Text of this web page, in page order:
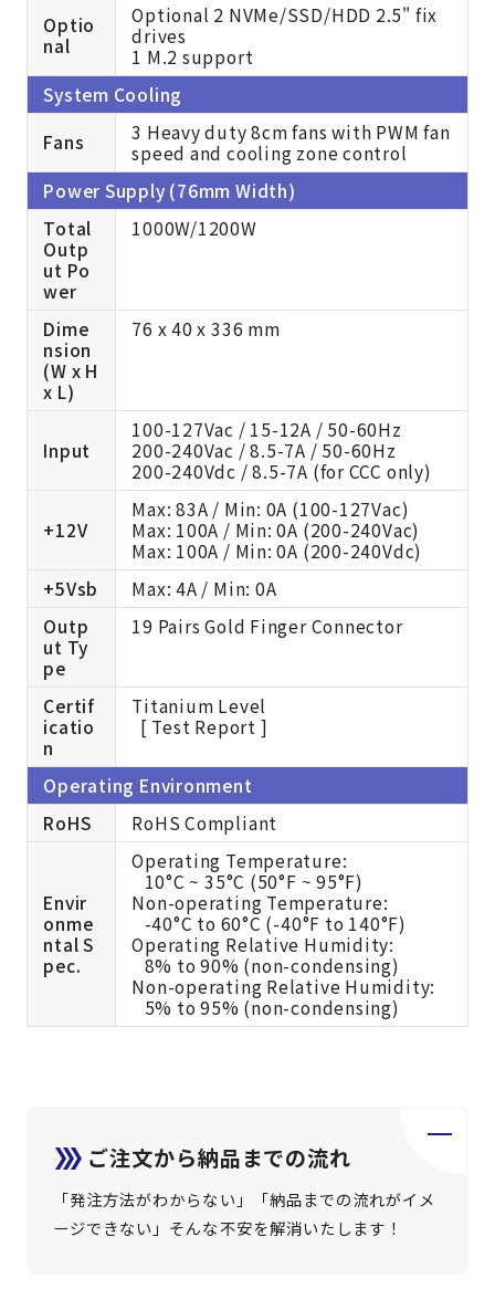
Optio
nal
Optional 2 NVMe/SSD/HDD 2.5" fix
drives
1 M.2 support
System Cooling
Fans
3 Heavy duty 8cm fans with PWM fan
speed and cooling zone control
Power Supply (76mm Width)
Total
Outp
ut Po
wer
1000W/1200W
Dime
nsion
(W x H
x L)
76 x 40 x 336 mm
Input
100-127Vac / 15-12A / 50-60Hz
200-240Vac / 8.5-7A / 50-60Hz
200-240Vdc / 8.5-7A (for CCC only)
+12V
Max: 83A / Min: 0A (100-127Vac)
Max: 100A / Min: 0A (200-240Vac)
Max: 100A / Min: 0A (200-240Vdc)
+5Vsb
Max: 4A / Min: 0A
Outp
ut Ty
pe
19 Pairs Gold Finger Connector
Certif
icatio
n
Titanium Level
[ Test Report ]
Operating Environment
RoHS
RoHS Compliant
Envir
onme
ntal S
pec.
Operating Temperature:
10°C ~ 35°C (50°F ~ 95°F)
Non-operating Temperature:
-40°C to 60°C (-40°F to 140°F)
Operating Relative Humidity:
8% to 90% (non-condensing)
Non-operating Relative Humidity:
5% to 95% (non-condensing)
ご注文から納品までの流れ
「発注方法がわからない」「納品までの流れがイメ
ージできない」そんな不安を解消いたします！